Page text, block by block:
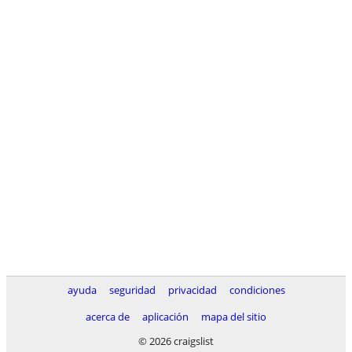
ayuda seguridad privacidad
condiciones
acerca de
aplicación
mapa del sitio
© 2026 craigslist